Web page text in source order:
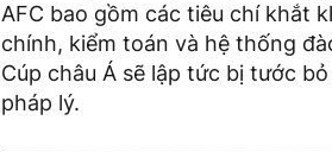
AFC bao gồm các tiêu chí khắt
chính, kiểm toán và hệ thống
Cúp châu Á sẽ lập tức bị tước
pháp lý.